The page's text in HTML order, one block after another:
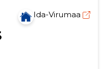
Ida-Virumaa